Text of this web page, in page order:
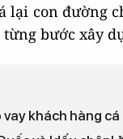
lại con đường
bước xây
khách hàng cá